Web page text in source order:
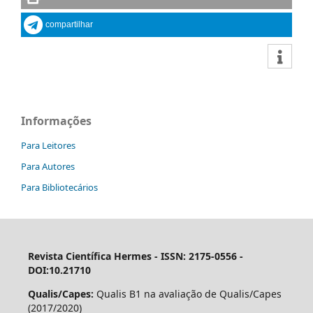
compartilhar
Informações
Para Leitores
Para Autores
Para Bibliotecários
Revista Científica Hermes - ISSN: 2175-0556 -
DOI:10.21710
Qualis/Capes: Qualis B1 na avaliação de Qualis/Capes
(2017/2020)